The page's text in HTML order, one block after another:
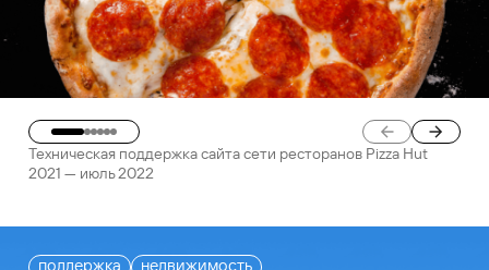
Техническая поддержка сайта сети ресторанов Pizza Hut
2021 — июль 2022
поддержка недвижимость